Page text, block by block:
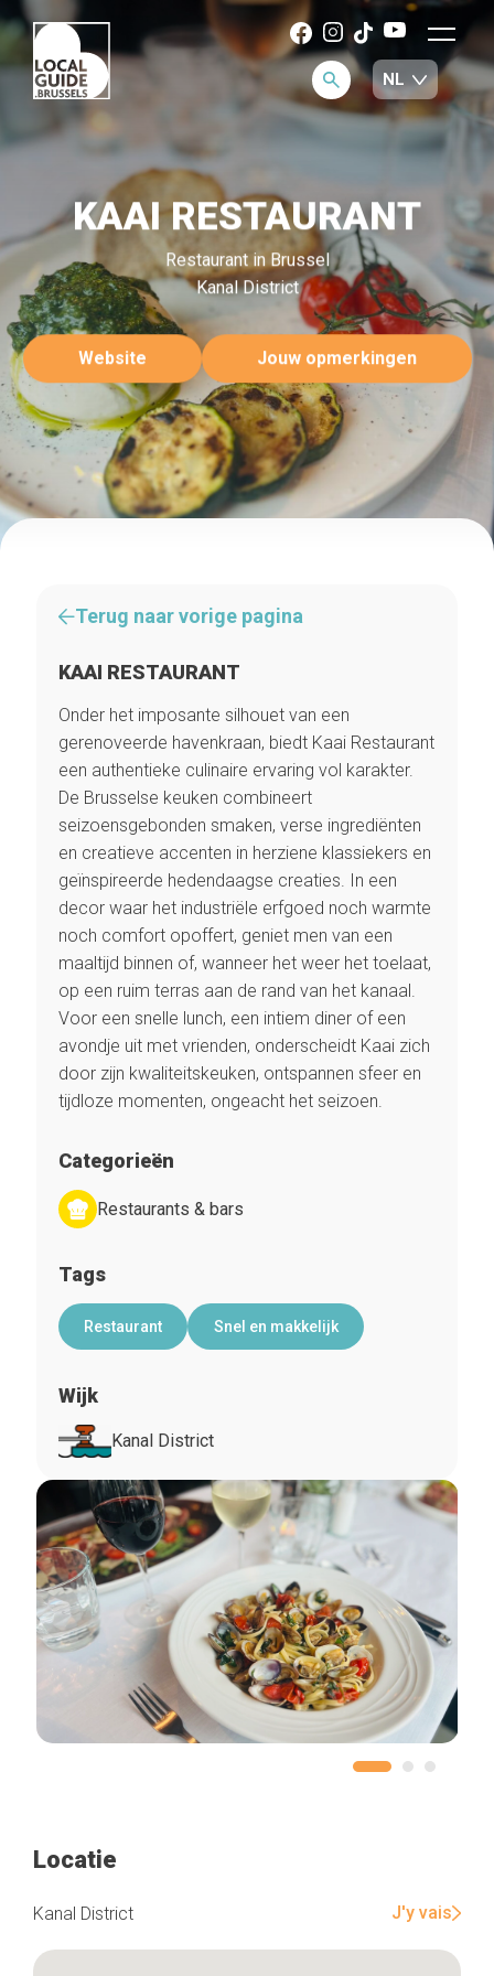
KAAI RESTAURANT
Restaurant in Brussel
Kanal District
Website Jouw opmerkingen
Terug naar vorige pagina
KAAI RESTAURANT
Onder het imposante silhouet van een
gerenoveerde havenkraan, biedt Kaai Restaurant
een authentieke culinaire ervaring vol karakter.
De Brusselse keuken combineert
seizoensgebonden smaken, verse ingrediënten
en creatieve accenten in herziene klassiekers en
geïnspireerde hedendaagse creaties. In een
decor waar het industriële erfgoed noch warmte
noch comfort opoffert, geniet men van een
maaltijd binnen of, wanneer het weer het toelaat,
op een ruim terras aan de rand van het kanaal.
Voor een snelle lunch, een intiem diner of een
avondje uit met vrienden, onderscheidt Kaai zich
door zijn kwaliteitskeuken, ontspannen sfeer en
tijdloze momenten, ongeacht het seizoen.
Categorieën
Restaurants & bars
Tags
Restaurant Snel en makkelijk
Wijk
Kanal District
Locatie
Kanal District J'y vais